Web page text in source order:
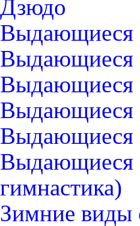
Дзюдо
Выдающиеся
Выдающиеся
Выдающиеся
Выдающиеся
Выдающиеся
Выдающиеся
гимнастика)
Зимние виды